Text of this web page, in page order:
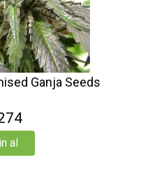
Ganja Seeds
al